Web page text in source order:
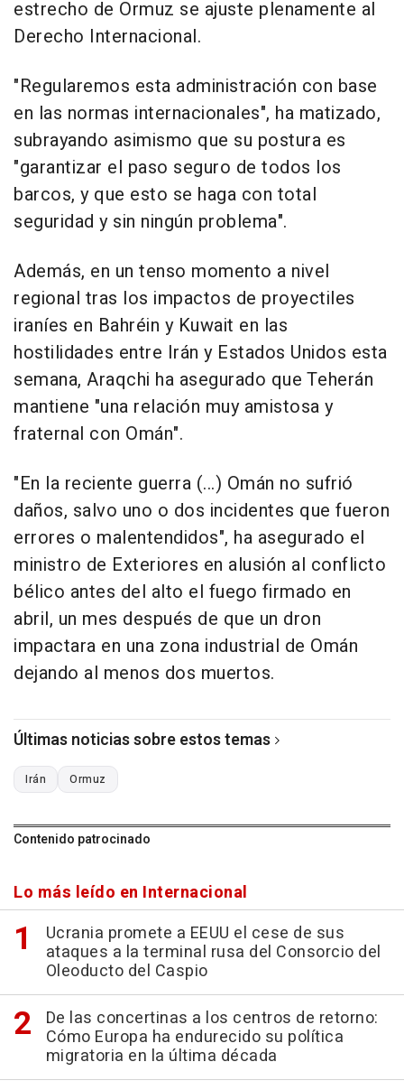
estrecho de Ormuz se ajuste plenamente al
Derecho Internacional.
"Regularemos esta administración con base
en las normas internacionales", ha matizado,
subrayando asimismo que su postura es
"garantizar el paso seguro de todos los
barcos, y que esto se haga con total
seguridad y sin ningún problema".
Además, en un tenso momento a nivel
regional tras los impactos de proyectiles
iraníes en Bahréin y Kuwait en las
hostilidades entre Irán y Estados Unidos esta
semana, Araqchi ha asegurado que Teherán
mantiene "una relación muy amistosa y
fraternal con Omán".
"En la reciente guerra (...) Omán no sufrió
daños, salvo uno o dos incidentes que fueron
errores o malentendidos", ha asegurado el
ministro de Exteriores en alusión al conflicto
bélico antes del alto el fuego firmado en
abril, un mes después de que un dron
impactara en una zona industrial de Omán
dejando al menos dos muertos.
Últimas noticias sobre estos temas
Irán Ormuz
Contenido patrocinado
Lo más leído en Internacional
Ucrania promete a EEUU el cese de sus
ataques a la terminal rusa del Consorcio del
Oleoducto del Caspio
De las concertinas a los centros de retorno:
Cómo Europa ha endurecido su política
migratoria en la última década